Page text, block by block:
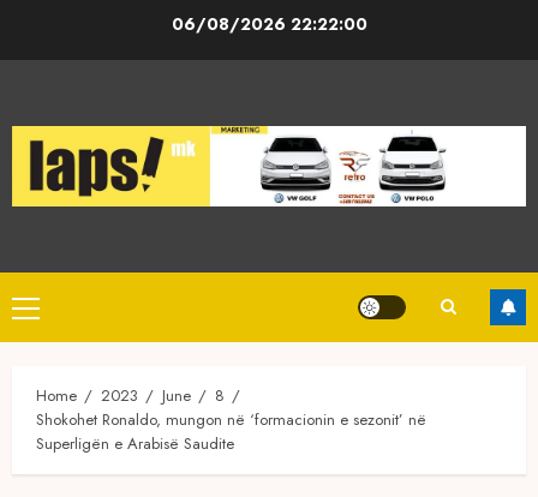
06/08/2026 22:22:00
Primary
Menu
Home 2023 June
8
Shokohet Ronaldo, mungon në ‘formacionin e sezonit’ në
Superligën e Arabisë Saudite